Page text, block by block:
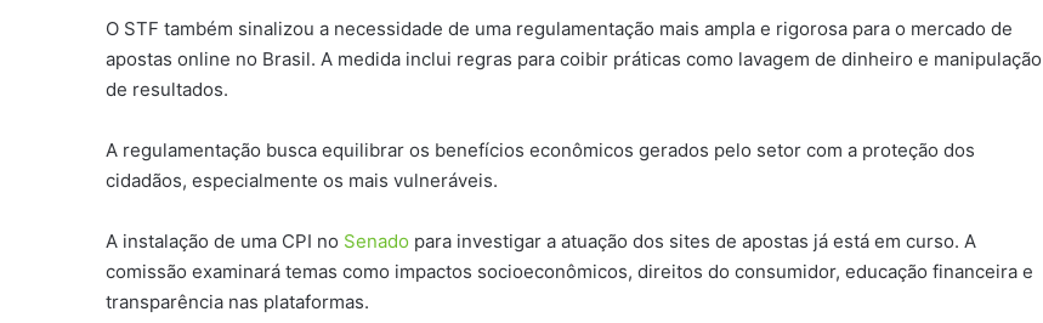
O STF também sinalizou a necessidade de uma regulamentação mais ampla e rigorosa para o mercado de
apostas online no Brasil. A medida inclui regras para coibir práticas como lavagem de dinheiro e manipulação
de resultados.
A regulamentação busca equilibrar os benefícios econômicos gerados pelo setor com a proteção dos
cidadãos, especialmente os mais vulneráveis.
A instalação de uma CPI no Senado para investigar a atuação dos sites de apostas já está em curso. A
comissão examinará temas como impactos socioeconômicos, direitos do consumidor, educação financeira e
transparência nas plataformas.